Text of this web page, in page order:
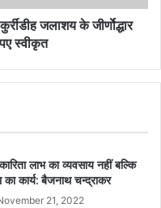
जलाशय के जीर्णाेद्धार
स्वीकृत
लाभ का व्यवसाय नहीं बल्कि
का कार्य: बैजनाथ चन्द्राकर
21, 2022